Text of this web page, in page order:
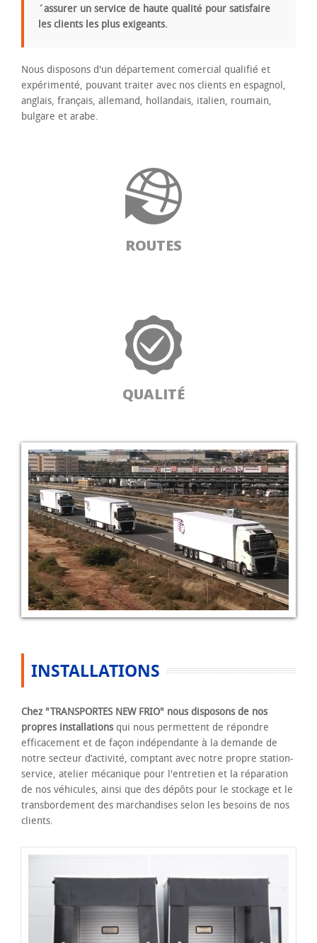
´assurer un service de haute qualité pour satisfaire
les clients les plus exigeants.
Nous disposons d'un département comercial qualifié et
expérimenté, pouvant traiter avec nos clients en espagnol,
anglais, français, allemand, hollandais, italien, roumain,
bulgare et arabe.
ROUTES
QUALITÉ
INSTALLATIONS
Chez "TRANSPORTES NEW FRIO" nous disposons de nos
propres installationsqui nous permettent de répondre
efficacement et de façon indépendante à la demande de
notre secteur d’activité, comptant avec notre propre station-
service, atelier mécanique pour l'entretien et la réparation
de nos véhicules, ainsi que des dépôts pour le stockage et le
transbordement des marchandises selon les besoins de nos
clients.